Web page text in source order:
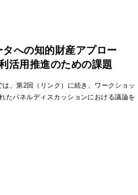
タへの知的財産アプロー
活用推進のための課題
は、第2回（リンク）に続き、ワークショッ
たパネルディスカッションにおける議論を